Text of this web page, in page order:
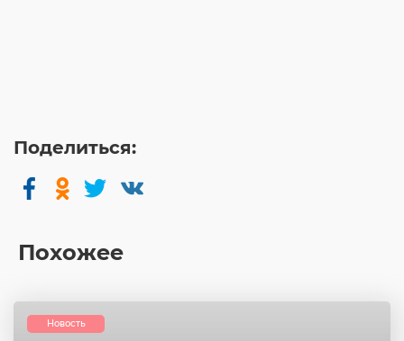
Поделиться:
Похожее
Новость